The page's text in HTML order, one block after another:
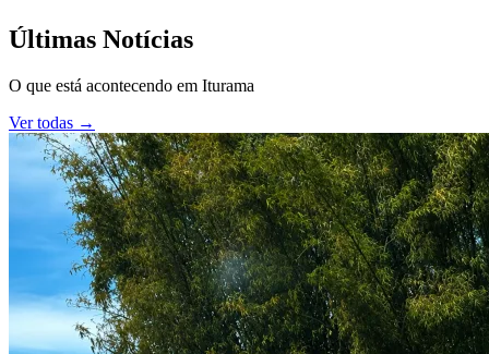
Últimas Notícias
O que está acontecendo em Iturama
Ver todas →